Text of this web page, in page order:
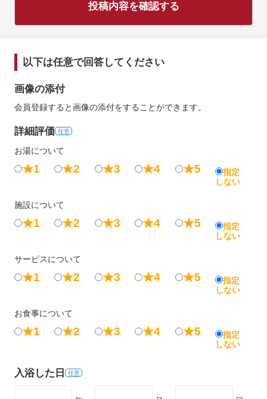
投稿内容を確認する
以下は任意で回答してください
画像の添付
会員登録すると画像の添付をすることができます。
詳細評価 任意
お湯について
★1 ★2 ★3 ★4 ★5
指定
しない
施設について
★1 ★2 ★3 ★4 ★5
指定
しない
サービスについて
★1 ★2 ★3 ★4 ★5
指定
しない
お食事について
★1 ★2 ★3 ★4 ★5
指定
しない
入浴した日 任意